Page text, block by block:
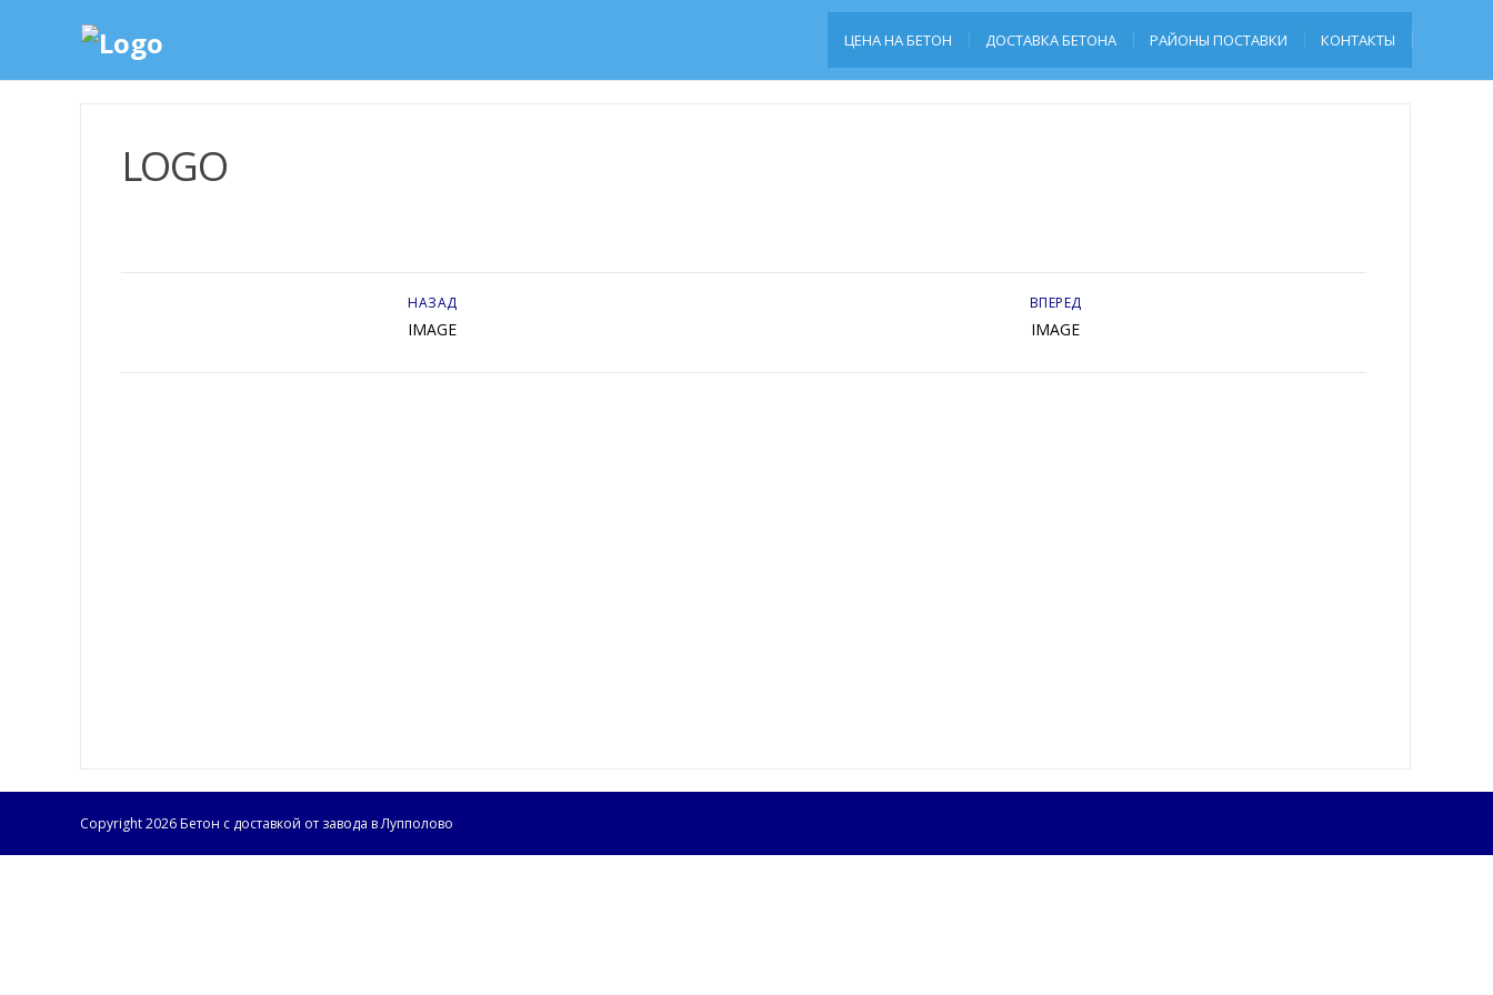
ЦЕНА НА БЕТОН ДОСТАВКА БЕТОНА РАЙОНЫ ПОСТАВКИ КОНТАКТЫ
LOGO
ВПЕРЕД
IMAGE
НАЗАД
IMAGE
Copyright 2026 Бетон с доставкой от завода в Лупполово